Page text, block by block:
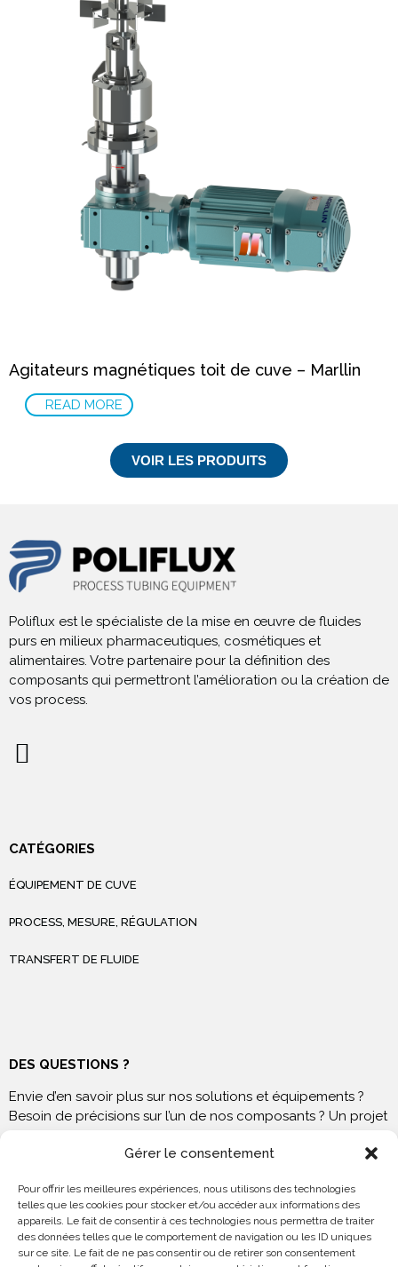
Gérer le consentement
Pour offrir les meilleures expériences, nous utilisons des technologies
telles que les cookies pour stocker et/ou accéder aux informations des
appareils. Le fait de consentir à ces technologies nous permettra de traiter
des données telles que le comportement de navigation ou les ID uniques
sur ce site. Le fait de ne pas consentir ou de retirer son consentement
Agitateurs magnétiques toit de cuve – Marllin
READ MORE
VOIR LES PRODUITS
Poliflux est le spécialiste de la mise en œuvre de fluides
purs en milieux pharmaceutiques, cosmétiques et
alimentaires. Votre partenaire pour la définition des
composants qui permettront l’amélioration ou la création de
vos process.
CATÉGORIES
ÉQUIPEMENT DE CUVE
PROCESS, MESURE, RÉGULATION
TRANSFERT DE FLUIDE
DES QUESTIONS ?
Envie d’en savoir plus sur nos solutions et équipements ?
Besoin de précisions sur l’un de nos composants ? Un projet
NOUS RENDRE VISITE